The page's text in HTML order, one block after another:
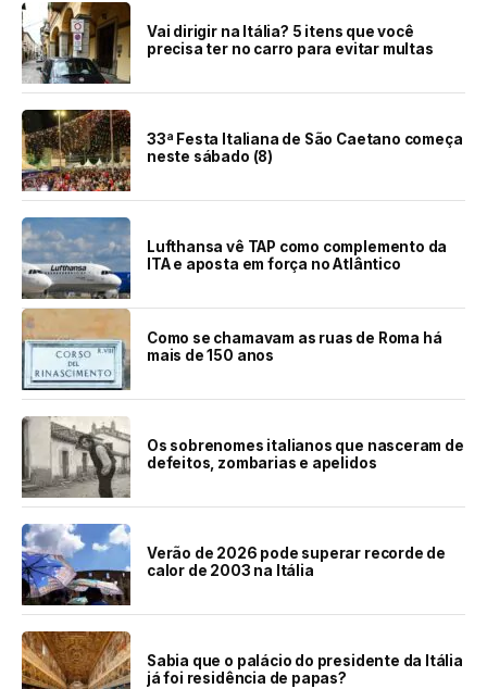
Vai dirigir na Itália? 5 itens que você
precisa ter no carro para evitar multas
33ª Festa Italiana de São Caetano começa
neste sábado (8)
Lufthansa vê TAP como complemento da
ITA e aposta em força no Atlântico
Como se chamavam as ruas de Roma há
mais de 150 anos
Os sobrenomes italianos que nasceram de
defeitos, zombarias e apelidos
Verão de 2026 pode superar recorde de
calor de 2003 na Itália
Sabia que o palácio do presidente da Itália
já foi residência de papas?